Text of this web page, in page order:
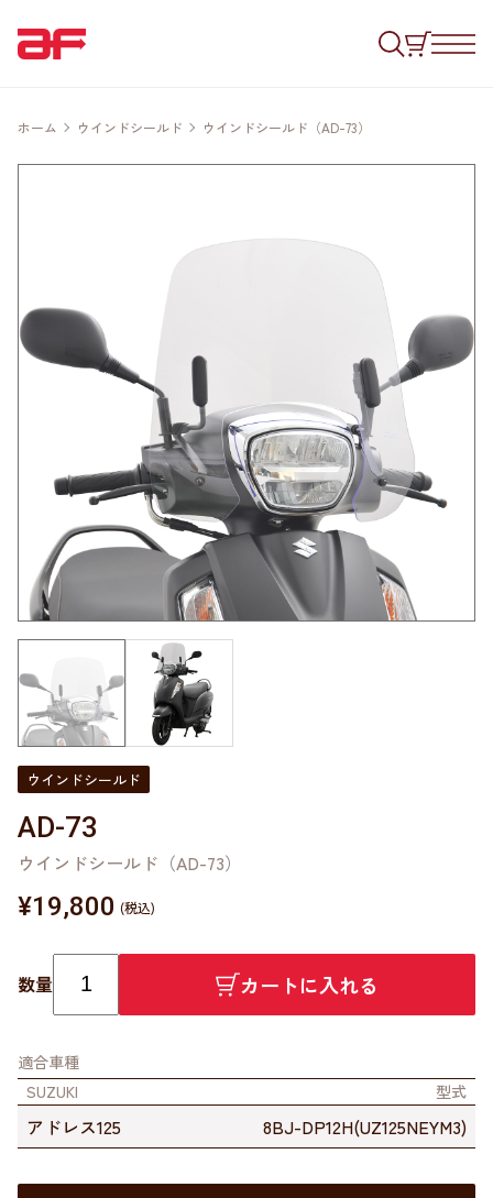
ホーム ウインドシールド ウインドシールド（AD-73）
ウインドシールド
AD-73
ウインドシールド（AD-73）
¥19,800
数量 カートに入れる
適合車種
SUZUKI
型式
アドレス125 8BJ-DP12H(UZ125NEYM3)